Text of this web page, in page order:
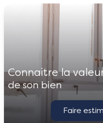
connaitre la
de son bien
Faire